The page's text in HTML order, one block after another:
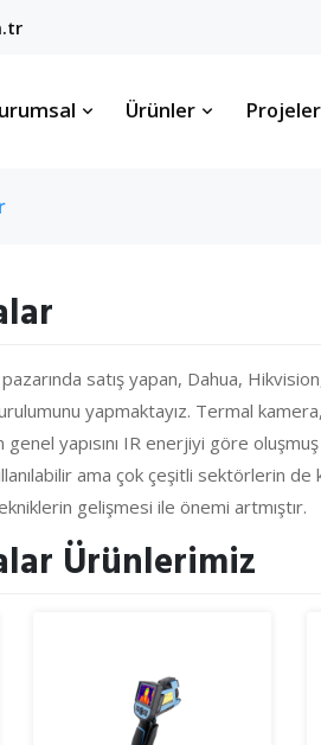
Ürünler Projeler
satış yapan, Dahua,
yapmaktayız. Termal
genel yapısını IR enerjiyi göre
ama çok çeşitli sektörlerin de
gelişmesi ile önemi artmıştır.
Ürünlerimiz